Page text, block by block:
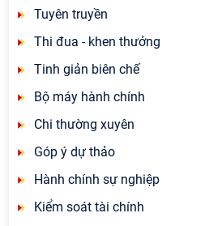
Tuyên truyền
Thi đua - khen thưởng
Tinh giản biên chế
Bộ máy hành chính
Chi thường xuyên
Góp ý dự thảo
Hành chính sự nghiệp
Kiểm soát tài chính